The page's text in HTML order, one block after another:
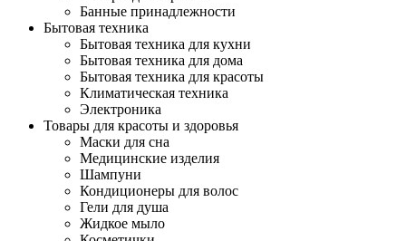
Банные принадлежности
Бытовая техника
Бытовая техника для кухни
Бытовая техника для дома
Бытовая техника для красоты
Климатическая техника
Электроника
Товары для красоты и здоровья
Маски для сна
Медицинские изделия
Шампуни
Кондиционеры для волос
Гели для душа
Жидкое мыло